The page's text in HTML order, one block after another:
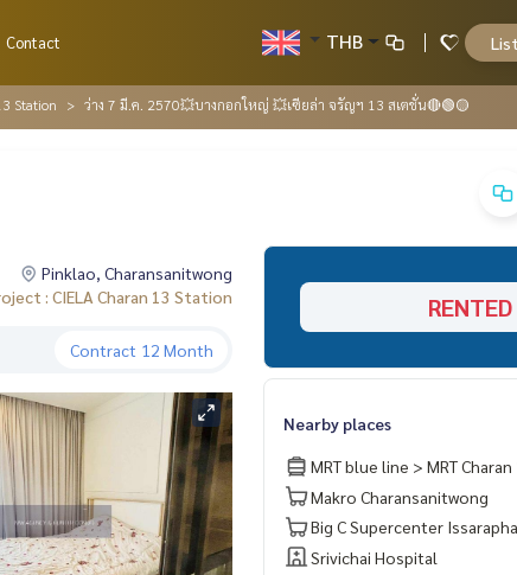
Contact THB
Station ว่าง 7 มี.ค. 2570💥บางกอกใหญ่ 💥เซียล่า จรัญฯ 13 สเตชั่น🔴🟢🟡
Pinklao, Charansanitwong
: CIELA Charan 13 Station
Contract 12 Month
RENTED
Nearby places
MRT blue line > MRT Charan
Makro Charansanitwong
Big C Supercenter
Srivichai Hospital